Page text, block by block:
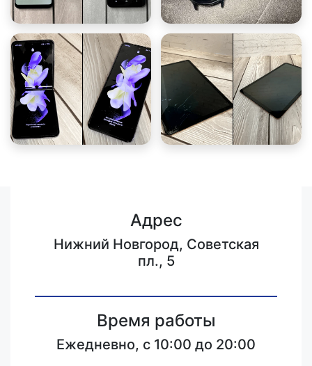
Адрес
Нижний Новгород, Советская
пл., 5
Время работы
Ежедневно, с 10:00 до 20:00